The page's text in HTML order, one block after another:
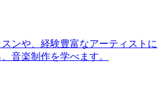
ンや、経験豊富なアーティストに
音楽制作を学べます。